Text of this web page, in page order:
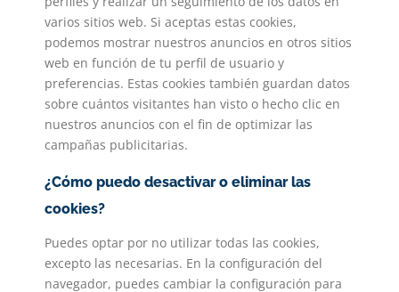
varios sitios web. Si aceptas estas cookies,
podemos mostrar nuestros anuncios en otros sitios
web en función de tu perfil de usuario y
preferencias. Estas cookies también guardan datos
sobre cuántos visitantes han visto o hecho clic en
nuestros anuncios con el fin de optimizar las
campañas publicitarias.
¿Cómo puedo desactivar o eliminar las
cookies?
Puedes optar por no utilizar todas las cookies,
excepto las necesarias. En la configuración del
navegador, puedes cambiar la configuración para